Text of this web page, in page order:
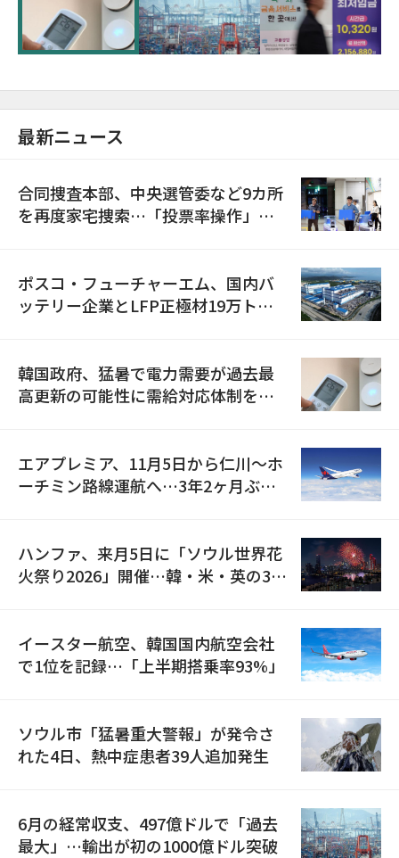
に需給対応体制を点検
最新ニュース
合同捜査本部、中央選管委など9カ所
を再度家宅捜索…「投票率操作」の
ポスコ・フューチャーエム、国内バ
ッテリー企業とLFP正極材19万トン
韓国政府、猛暑で電力需要が過去最
高更新の可能性に需給対応体制を点
エアプレミア、11月5日から仁川〜ホ
ーチミン路線運航へ…3年2ヶ月ぶり
ハンファ、来月5日に「ソウル世界花
火祭り2026」開催…韓・米・英の3カ
イースター航空、韓国国内航空会社
で1位を記録…「上半期搭乗率93%」
ソウル市「猛暑重大警報」が発令さ
れた4日、熱中症患者39人追加発生
6月の経常収支、497億ドルで「過去
最大」…輸出が初の1000億ドル突破